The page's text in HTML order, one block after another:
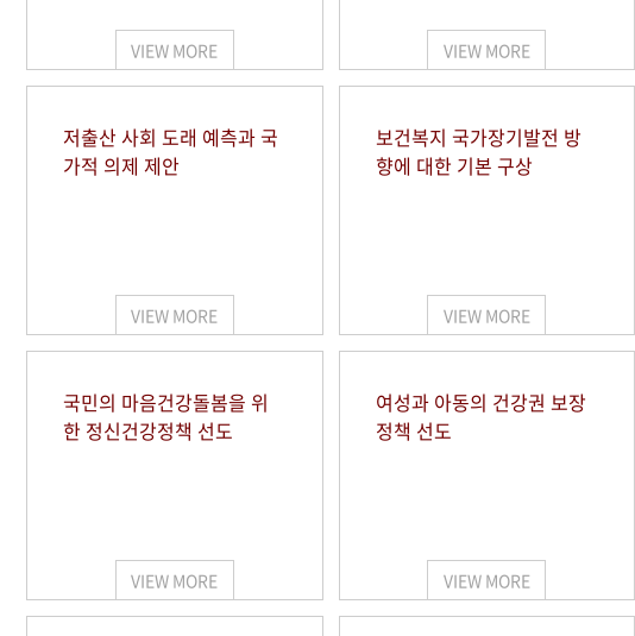
VIEW MORE VIEW MORE
저출산 사회 도래 예측과 국
가적 의제 제안
VIEW MORE
보건복지 국가장기발전 방
향에 대한 기본 구상
VIEW MORE
국민의 마음건강돌봄을 위
한 정신건강정책 선도
VIEW MORE
여성과 아동의 건강권 보장
정책 선도
VIEW MORE